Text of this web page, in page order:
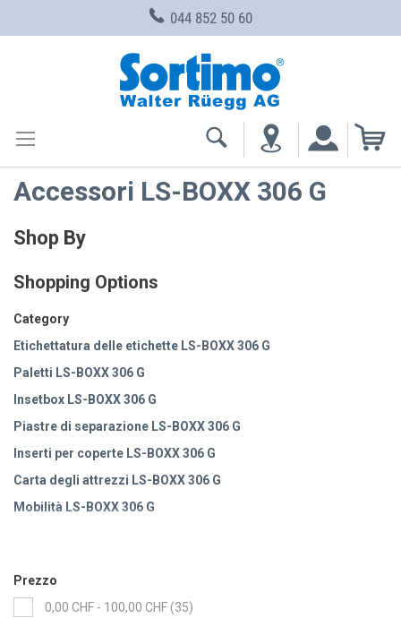
044 852 50 60
Accessori LS-BOXX 306 G
Shop By
Shopping Options
Category
Etichettatura delle etichette LS-BOXX 306 G
Paletti LS-BOXX 306 G
Insetbox LS-BOXX 306 G
Piastre di separazione LS-BOXX 306 G
Inserti per coperte LS-BOXX 306 G
Carta degli attrezzi LS-BOXX 306 G
Mobilità LS-BOXX 306 G
Prezzo
0,00 CHF - 100,00 CHF 35items